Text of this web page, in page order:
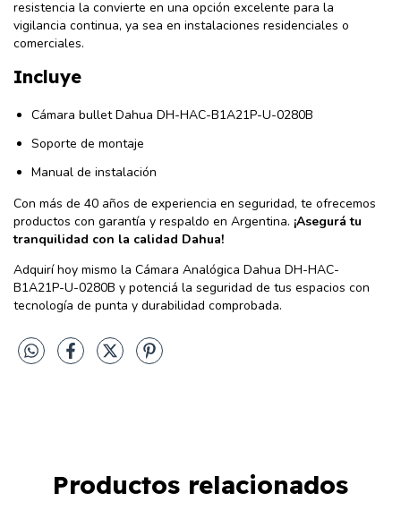
resistencia la convierte en una opción excelente para la
vigilancia continua, ya sea en instalaciones residenciales o
comerciales.
Incluye
Cámara bullet Dahua DH-HAC-B1A21P-U-0280B
Soporte de montaje
Manual de instalación
Con más de 40 años de experiencia en seguridad, te ofrecemos
productos con garantía y respaldo en Argentina. ¡Asegurá tu
tranquilidad con la calidad Dahua!
Adquirí hoy mismo la Cámara Analógica Dahua DH-HAC-
B1A21P-U-0280B y potenciá la seguridad de tus espacios con
tecnología de punta y durabilidad comprobada.
Productos relacionados